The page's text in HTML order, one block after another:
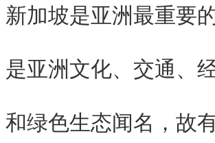
新加坡是亚洲最重要
是亚洲文化、交通、
和绿色生态闻名，故